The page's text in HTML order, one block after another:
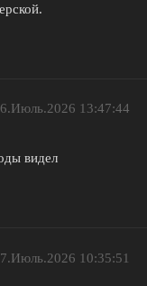
13:47:44
видел
10:35:51